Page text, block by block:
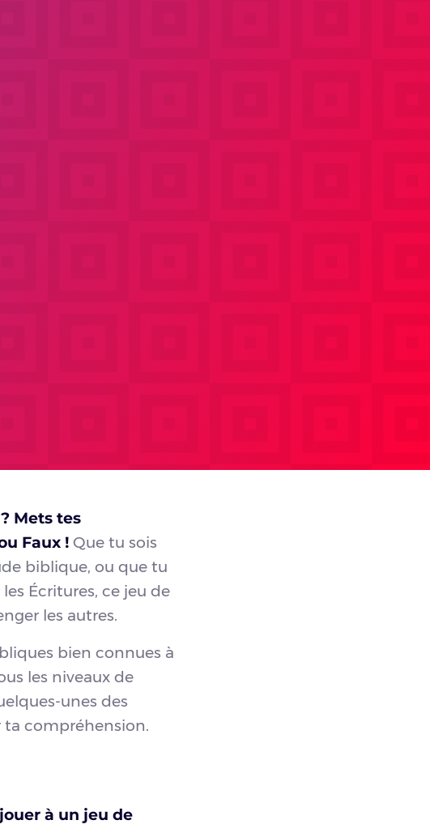
Mets tes
Faux ! Que tu sois
biblique, ou que tu
Écritures, ce jeu de
les autres.
bien connues à
les niveaux de
unes des
ta compréhension.
à un jeu de